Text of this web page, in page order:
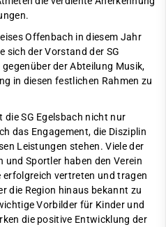
Offenbach in diesem Jahr
sich der Vorstand der SG
der Abteilung Musik,
in diesen festlichen Rahmen zu
SG Egelsbach nicht nur
das Engagement, die Disziplin
Leistungen stehen. Viele der
Sportler haben den Verein
erfolgreich vertreten und tragen
die Region hinaus bekannt zu
Vorbilder für Kinder und
die positive Entwicklung der